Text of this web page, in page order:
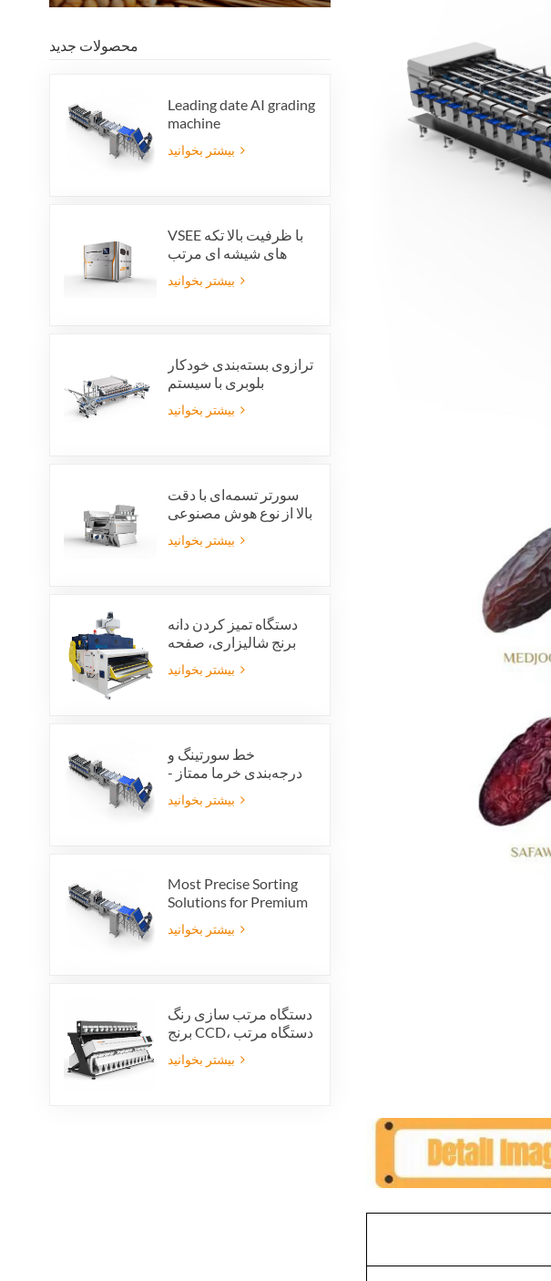
محصولات جدید
Leading date AI grading
machine
VSEE با ظرفیت بالا تکه
های شیشه ای مرتب
مرتب سازی رنگ شیشه
ترازوی بسته‌بندی خودکار
بلوبری با سیستم
یکپارچه‌ی رد بسته‌بندی و
صرفه‌جویی در نیروی کار
سورتر تسمه‌ای با دقت
بالا از نوع هوش مصنوعی
ویژن
دستگاه تمیز کردن دانه
برنج شالیزاری، صفحه
تمیز کردن ارتعاشی
شالیزاری، الک ارتعاشی،
خط سورتینگ و
درجه‌بندی خرما ممتاز -
ارزش محصول و سود
صادراتی خود را افزایش
Most Precise Sorting
Solutions for Premium
Quality Dates, Date
Grader powered by
دستگاه مرتب سازی رنگ
برنج CCD، دستگاه مرتب
سازی خودکار شکل دانه
برنج، دستگاه مرتب